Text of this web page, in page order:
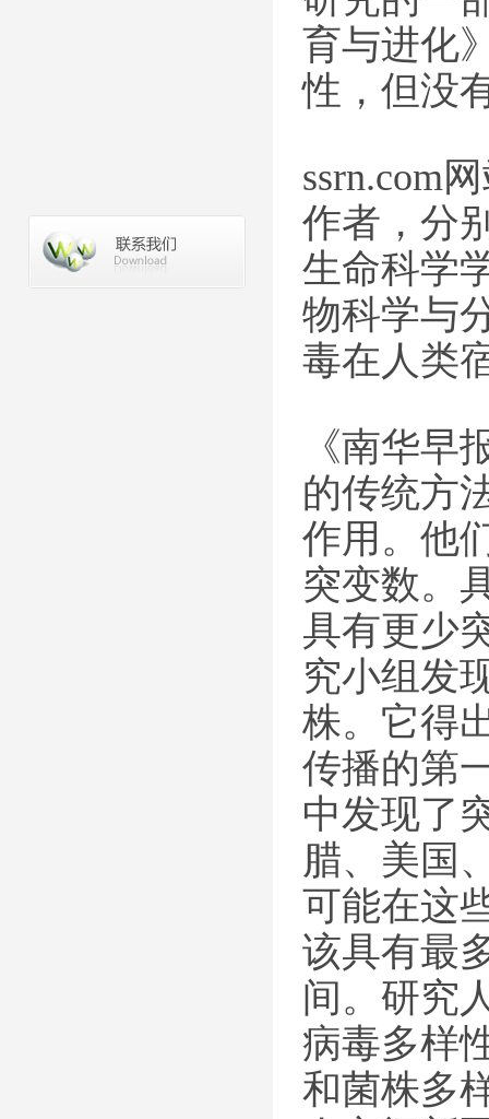
育与进化
性，但没
ssrn.com
作者，分
生命科学
物科学与
毒在人类
《南华早
的传统方
作用。他
突变数。
具有更少
究小组发
株。它得
传播的第
中发现了
腊、美国
可能在这
该具有最
间。研究
病毒多样
和菌株多